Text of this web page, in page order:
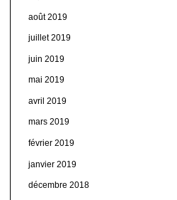
août 2019
juillet 2019
juin 2019
mai 2019
avril 2019
mars 2019
février 2019
janvier 2019
décembre 2018